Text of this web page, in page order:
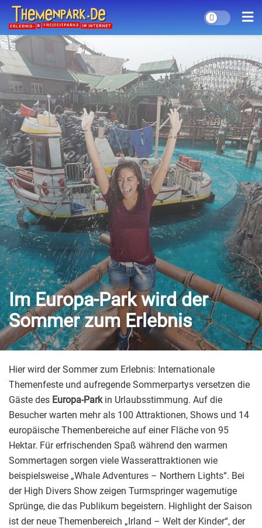
Im Europa-Park wird der
Sommer zum Erlebnis
Hier wird der Sommer zum Erlebnis: Internationale
Themenfeste und aufregende Sommerpartys versetzen die
Gäste des Europa-Parkin Urlaubsstimmung. Auf die
Besucher warten mehr als 100 Attraktionen, Shows und 14
europäische Themenbereiche auf einer Fläche von 95
Hektar. Für erfrischenden Spaß während den warmen
Sommertagen sorgen viele Wasserattraktionen wie
beispielsweise „Whale Adventures – Northern Lights“. Bei
der High Divers Show zeigen Turmspringer wagemutige
Sprünge, die das Publikum begeistern. Highlight der Saison
ist der neue Themenbereich „Irland – Welt der Kinder“, der